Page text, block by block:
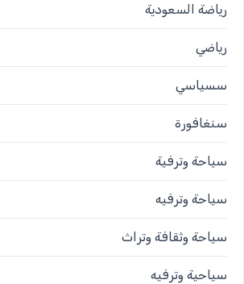
رياضة السعودية
رياضي
سسياسي
سنغافورة
سياحة وترفية
سياحة وترفيه
سياحة وثقافة وتراث
سياحية وترفيه